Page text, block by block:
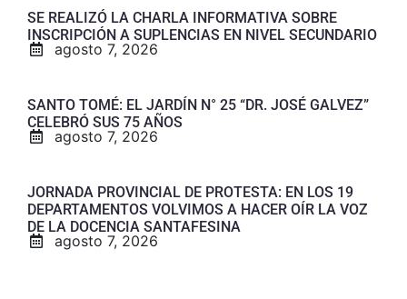
SE REALIZÓ LA CHARLA INFORMATIVA SOBRE
INSCRIPCIÓN A SUPLENCIAS EN NIVEL SECUNDARIO
agosto 7, 2026
SANTO TOMÉ: EL JARDÍN N° 25 “DR. JOSÉ GALVEZ”
CELEBRÓ SUS 75 AÑOS
agosto 7, 2026
JORNADA PROVINCIAL DE PROTESTA: EN LOS 19
DEPARTAMENTOS VOLVIMOS A HACER OÍR LA VOZ
DE LA DOCENCIA SANTAFESINA
agosto 7, 2026